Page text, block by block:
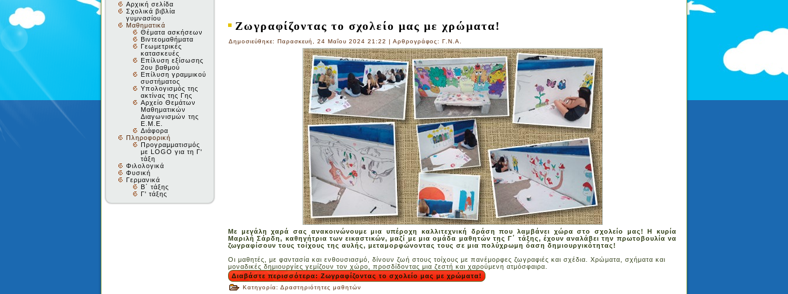
Αρχική σελίδα
Σχολικά βιβλία
γυμνασίου
Μαθηματικά
Θέματα ασκήσεων
Βιντεομαθήματα
Γεωμετρικές
κατασκευές
Επίλυση εξίσωσης
2ου βαθμού
Επίλυση γραμμικού
συστήματος
Υπολογισμός της
ακτίνας της Γης
Αρχείο Θεμάτων
Μαθηματικών
Διαγωνισμών της
Ε.Μ.Ε.
Διάφορα
Πληροφορική
Προγραμματισμός
με LOGO για τη Γ'
τάξη
Φιλολογικά
Φυσική
Γερμανικά
Β΄ τάξης
Γ' τάξης
Ζωγραφίζοντας το σχολείο μας με χρώματα!
Δημοσιεύθηκε: Παρασκευή, 24 Μαΐου 2024 21:22 | Αρθρογράφος: Γ.Ν.Α.
Με μεγάλη χαρά σας ανακοινώνουμε μια υπέροχη καλλιτεχνική δράση που λαμβάνει χώρα στο σχολείο μας! Η κυρία
Μαριλή Σάρδη, καθηγήτρια των εικαστικών, μαζί με μια ομάδα μαθητών της Γ΄ τάξης, έχουν αναλάβει την πρωτοβουλία να
ζωγραφίσουν τους τοίχους της αυλής, μεταμορφώνοντας τους σε μια πολύχρωμη όαση δημιουργικότητας!
Οι μαθητές, με φαντασία και ενθουσιασμό, δίνουν ζωή στους τοίχους με πανέμορφες ζωγραφιές και σχέδια. Χρώματα, σχήματα και
μοναδικές δημιουργίες γεμίζουν τον χώρο, προσδίδοντας μια ζεστή και χαρούμενη ατμόσφαιρα.
Διαβάστε περισσότερα: Ζωγραφίζοντας το σχολείο μας με χρώματα!
Κατηγορία: Δραστηριότητες μαθητών